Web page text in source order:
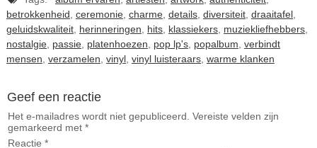
betrokkenheid ceremonie, charme, details, diversiteit, draaitafel,
geluidskwaliteit, herinneringen hits, klassiekers, muziekliefhebbers,
nostalgie, passie, platenhoezen pop lp's, popalbum verbindt
mensen verzamelen vinyl, vinyl luisteraars, warme klanken
Geef een reactie
Het e-mailadres wordt niet gepubliceerd. Vereiste velden zijn
gemarkeerd met *
Reactie *